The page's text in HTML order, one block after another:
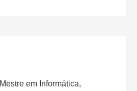
Mestre em Informática,